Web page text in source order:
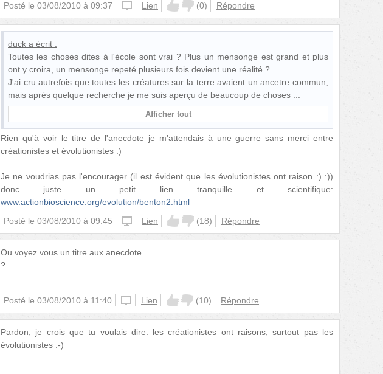
Posté le 03/08/2010 à 09:37 unknown
Lien (0) Répondre
duck a écrit :
Toutes les choses dites à l'école sont vrai ? Plus un mensonge est grand et plus
ont y croira, un mensonge repeté plusieurs fois devient une réalité ?
J'ai cru autrefois que toutes les créatures sur la terre avaient un ancetre commun,
mais après quelque recherche je me suis aperçu de beaucoup de choses
Afficher tout
Rien qu'à voir le titre de l'anecdote je m'attendais à une guerre sans merci entre
créationistes et évolutionistes :)
Je ne voudrias pas l'encourager (il est évident que les évolutionistes ont raison :) :))
donc juste un petit lien tranquille et scientifique:
www.actionbioscience.org/evolution/benton2.html
Posté le 03/08/2010 à 09:45 unknown
Lien (18) Répondre
Ou voyez vous un titre aux anecdote
?
Posté le 03/08/2010 à 11:40 unknown
Lien (10) Répondre
Pardon, je crois que tu voulais dire: les créationistes ont raisons, surtout pas les
évolutionistes :-)